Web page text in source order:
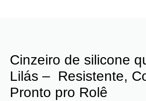
Cinzeiro de silicone
Lilás – Resistente,
Pronto pro Rolê